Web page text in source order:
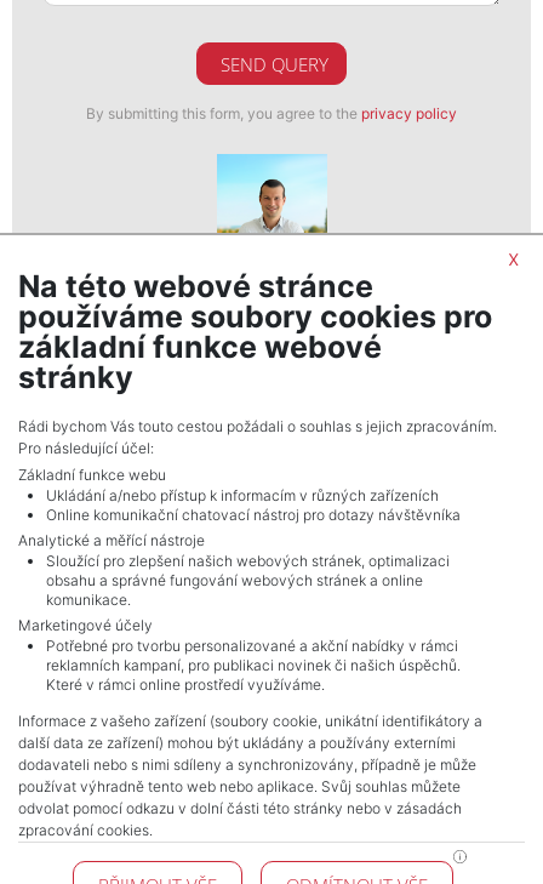
SEND QUERY
By submitting this form, you agree to the privacy policy
Petr Šmigol
realitní makléř
show nr.
MojePole.cz
Revoluční 1003/3, 11000, Praha
NAVIGACE
Terms and conditions
Protection of personal data
Real estate's
Contact
Cookie processing
KONTAKT
x
Na této webové stránce
používáme soubory cookies pro
základní funkce webové
stránky
Rádi bychom Vás touto cestou požádali o souhlas s jejich zpracováním.
Pro následující účel:
Základní funkce webu
Ukládání a/nebo přístup k informacím v různých zařízeních
Online komunikační chatovací nástroj pro dotazy návštěvníka
Analytické a měřící nástroje
Sloužící pro zlepšení našich webových stránek, optimalizaci
obsahu a správné fungování webových stránek a online
komunikace.
Marketingové účely
Potřebné pro tvorbu personalizované a akční nabídky v rámci
reklamních kampaní, pro publikaci novinek či našich úspěchů.
Které v rámci online prostředí využíváme.
Informace z vašeho zařízení (soubory cookie, unikátní identifikátory a
další data ze zařízení) mohou být ukládány a používány externími
dodavateli nebo s nimi sdíleny a synchronizovány, případně je může
používat výhradně tento web nebo aplikace. Svůj souhlas můžete
odvolat pomocí odkazu v dolní části této stránky nebo v zásadách
zpracování cookies.